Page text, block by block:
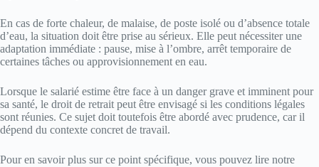
En cas de forte chaleur, de malaise, de poste isolé ou d’absence totale
d’eau, la situation doit être prise au sérieux. Elle peut nécessiter une
adaptation immédiate : pause, mise à l’ombre, arrêt temporaire de
certaines tâches ou approvisionnement en eau.
Lorsque le salarié estime être face à un danger grave et imminent pour
sa santé, le droit de retrait peut être envisagé si les conditions légales
sont réunies. Ce sujet doit toutefois être abordé avec prudence, car il
dépend du contexte concret de travail.
Pour en savoir plus sur ce point spécifique, vous pouvez lire notre